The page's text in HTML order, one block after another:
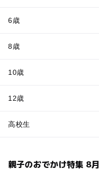
6歳
8歳
10歳
12歳
高校生
親子のおでかけ特集 8月